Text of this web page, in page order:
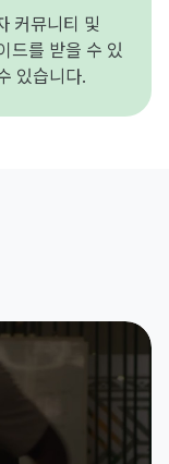
커뮤니티 및
드를 받을 수 있
있습니다.